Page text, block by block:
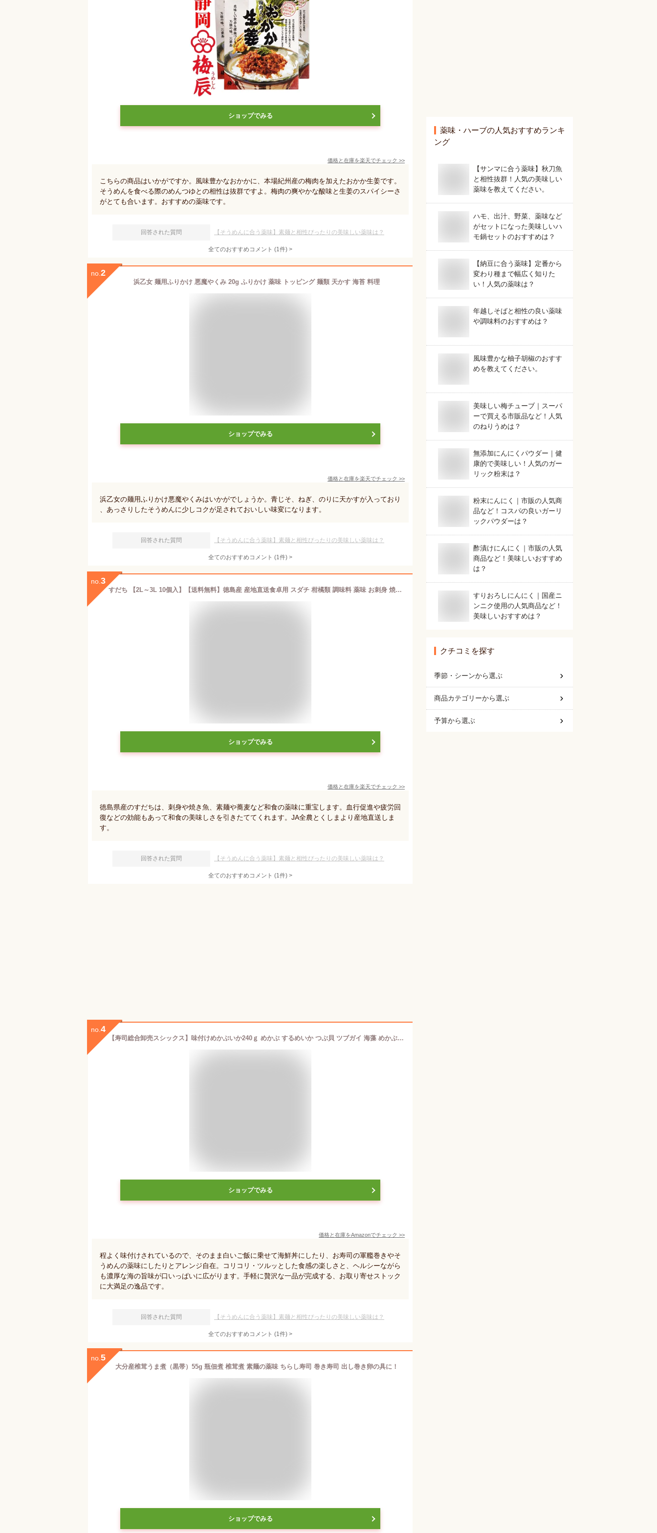
ショップでみる
価格と在庫を楽天でチェック >>
こちらの商品はいかがですか。風味豊かなおかかに、本場紀州産の梅肉を加えたおかか生姜です。
そうめんを食べる際のめんつゆとの相性は抜群ですよ。梅肉の爽やかな酸味と生姜のスパイシーさ
がとても合います。おすすめの薬味です。
回答された質問 【そうめんに合う薬味】素麺と相性ぴったりの美味しい薬味は？
全てのおすすめコメント (1件) >
no. 2
浜乙女 麺用ふりかけ 悪魔やくみ 20g ふりかけ 薬味 トッピング 麺類 天かす 海苔 料理
ショップでみる
価格と在庫を楽天でチェック >>
浜乙女の麺用ふりかけ悪魔やくみはいかがでしょうか。青じそ、ねぎ、のりに天かすが入っており
、あっさりしたそうめんに少しコクが足されておいしい味変になります。
回答された質問 【そうめんに合う薬味】素麺と相性ぴったりの美味しい薬味は？
全てのおすすめコメント (1件) >
no. 3
すだち 【2L～3L 10個入】【送料無料】徳島産 産地直送食卓用 スダチ 柑橘類 調味料 薬味 お刺身 焼き魚 そうめん 蕎麦 飲み物 冷や奴 酢の物【北海道沖縄便は3個以上で送料無料】
ショップでみる
価格と在庫を楽天でチェック >>
徳島県産のすだちは、刺身や焼き魚、素麺や蕎麦など和食の薬味に重宝します。血行促進や疲労回
復などの効能もあって和食の美味しさを引きたててくれます。JA全農とくしまより産地直送しま
す。
回答された質問 【そうめんに合う薬味】素麺と相性ぴったりの美味しい薬味は？
全てのおすすめコメント (1件) >
no. 4
【寿司総合卸売スシックス】味付けめかぶいか240ｇ めかぶ するめいか つぶ貝 ツブガイ 海藻 めかぶ 海鮮丼 軍艦 そうめん 寿司ネタ 三陸産 お取り寄せ ごはん ヘルシー 薬味 海の端っこ
ショップでみる
価格と在庫をAmazonでチェック >>
程よく味付けされているので、そのまま白いご飯に乗せて海鮮丼にしたり、お寿司の軍艦巻きやそ
うめんの薬味にしたりとアレンジ自在。コリコリ・ツルッとした食感の楽しさと、ヘルシーながら
も濃厚な海の旨味が口いっぱいに広がります。手軽に贅沢な一品が完成する、お取り寄せストック
に大満足の逸品です。
回答された質問 【そうめんに合う薬味】素麺と相性ぴったりの美味しい薬味は？
全てのおすすめコメント (1件) >
no. 5
大分産椎茸うま煮（黒帯）55g 瓶佃煮 椎茸煮 素麺の薬味 ちらし寿司 巻き寿司 出し巻き卵の具に！
ショップでみる
薬味・ハーブの人気おすすめランキ
ング
【サンマに合う薬味】秋刀魚
と相性抜群！人気の美味しい
薬味を教えてください。
ハモ、出汁、野菜、薬味など
がセットになった美味しいハ
モ鍋セットのおすすめは？
【納豆に合う薬味】定番から
変わり種まで幅広く知りた
い！人気の薬味は？
年越しそばと相性の良い薬味
や調味料のおすすめは？
風味豊かな柚子胡椒のおすす
めを教えてください。
美味しい梅チューブ｜スーパ
ーで買える市販品など！人気
のねりうめは？
無添加にんにくパウダー｜健
康的で美味しい！人気のガー
リック粉末は？
粉末にんにく｜市販の人気商
品など！コスパの良いガーリ
ックパウダーは？
酢漬けにんにく｜市販の人気
商品など！美味しいおすすめ
は？
すりおろしにんにく｜国産ニ
ンニク使用の人気商品など！
美味しいおすすめは？
クチコミを探す
季節・シーンから選ぶ
商品カテゴリーから選ぶ
予算から選ぶ